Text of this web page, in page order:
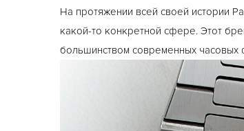
На протяжении всей своей истории
какой-то конкретной сфере. Этот
большинством современных